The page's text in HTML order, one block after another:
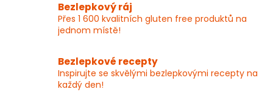
Bezlepkový ráj
Přes 1 600 kvalitních gluten free produktů na
jednom místě!
Bezlepkové recepty
Inspirujte se skvělými bezlepkovými recepty na
každý den!